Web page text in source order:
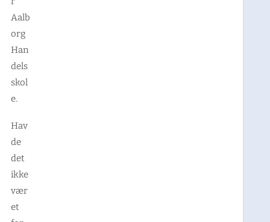
Aalb
org
Han
dels
skol
e.
Hav
de
det
ikke
vær
et